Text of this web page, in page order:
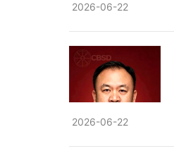
2026-06-22
2026-06-22